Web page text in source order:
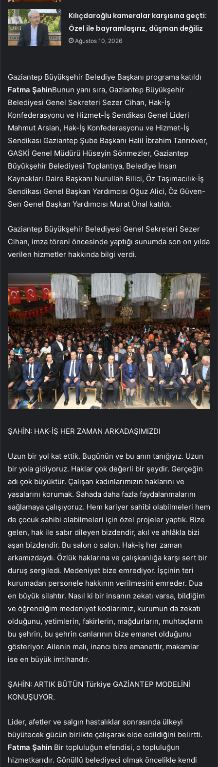
Kılıçdaroğlu kameralar karşısına geçti:
Özel ile bayramlaşırız, düşman değiliz
Ağustos 10, 2026
Gaziantep Büyükşehir Belediye Başkanı programa katıldı
Fatma ŞahinBunun yanı sıra, Gaziantep Büyükşehir
Belediyesi Genel Sekreteri Sezer Cihan, Hak-İş
Konfederasyonu ve Hizmet-İş Sendikası Genel Lideri
Mahmut Arslan, Hak-İş Konfederasyonu ve Hizmet-İş
Sendikası Gaziantep Şube Başkanı Halil İbrahim Tanrıöver,
GASKİ Genel Müdürü Hüseyin Sönmezler, Gaziantep
Büyükşehir Belediyesi Toplantıya, Belediye İnsan
Kaynakları Daire Başkanı Nurullah Bilici, Öz Taşımacılık-İş
Sendikası Genel Başkan Yardımcısı Oğuz Alici, Öz Güven-
Sen Genel Başkan Yardımcısı Murat Ünal katıldı.
Gaziantep Büyükşehir Belediyesi Genel Sekreteri Sezer
Cihan, imza töreni öncesinde yaptığı sunumda son on yılda
verilen hizmetler hakkında bilgi verdi.
ŞAHİN: HAK-İŞ HER ZAMAN ARKADAŞIMIZDI
Uzun bir yol kat ettik. Bugünün ve bu anın tanığıyız. Uzun
bir yola gidiyoruz. Haklar çok değerli bir şeydir. Gerçeğin
adı çok büyüktür. Çalışan kadınlarımızın haklarını ve
yasalarını korumak. Sahada daha fazla faydalanmalarını
sağlamaya çalışıyoruz. Hem kariyer sahibi olabilmeleri hem
de çocuk sahibi olabilmeleri için özel projeler yaptık. Bize
gelen, hak ile sabır dileyen bizdendir, akıl ve ahlâkla bizi
aşan bizdendir. Bu salon o salon. Hak-iş her zaman
arkamızdaydı. Özlük haklarına ve çalışkanlığa karşı sert bir
duruş sergiledi. Medeniyet bize emrediyor. İşçinin teri
kurumadan personele hakkının verilmesini emreder. Dua
en büyük silahtır. Nasıl ki bir insanın zekatı varsa, bildiğim
ve öğrendiğim medeniyet kodlarımız, kurumun da zekatı
olduğunu, yetimlerin, fakirlerin, mağdurların, muhtaçların
bu şehrin, bu şehrin canlarının bize emanet olduğunu
gösteriyor. Ailenin malı, inancı bize emanettir, makamlar
ise en büyük imtihandır.
ŞAHİN: ARTIK BÜTÜN Türkiye GAZİANTEP MODELİNİ
KONUŞUYOR.
Lider, afetler ve salgın hastalıklar sonrasında ülkeyi
büyütecek gücün birlikte çalışarak elde edildiğini belirtti.
Fatma Şahin Bir topluluğun efendisi, o topluluğun
hizmetkarıdır. Gönüllü belediyeci olmak öncelikle kendi